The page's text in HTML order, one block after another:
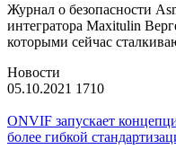
Журнал о безопасности
интегратора Maxitulin
которыми сейчас
Новости
05.10.2021 1710
ONVIF запускает
более гибкой